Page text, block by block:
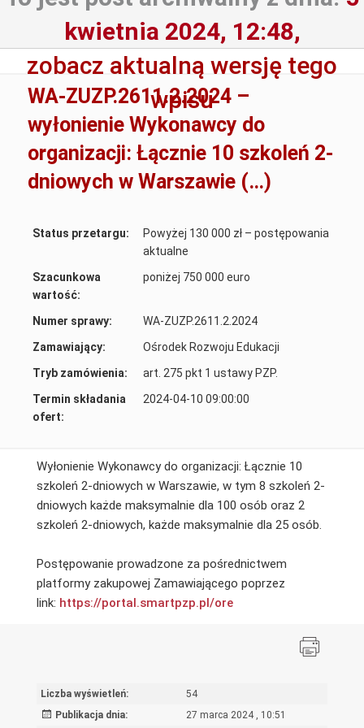
kwietnia 2024, 12:48,
zobacz aktualną wersję tego
wpisu
WA-ZUZP.2611.2.2024 –
wyłonienie Wykonawcy do
organizacji: Łącznie 10 szkoleń 2-
dniowych w Warszawie (…)
Status przetargu:
Powyżej 130 000 zł – postępowania
aktualne
Szacunkowa
wartość:
poniżej 750 000 euro
Numer sprawy:
WA-ZUZP.2611.2.2024
Zamawiający:
Ośrodek Rozwoju Edukacji
Tryb zamówienia:
art. 275 pkt 1 ustawy PZP.
Termin składania
ofert:
2024-04-10 09:00:00
Wyłonienie Wykonawcy do organizacji: Łącznie 10
szkoleń 2-dniowych w Warszawie, w tym 8 szkoleń 2-
dniowych każde maksymalnie dla 100 osób oraz 2
szkoleń 2-dniowych, każde maksymalnie dla 25 osób.
Postępowanie prowadzone za pośrednictwem
platformy zakupowej Zamawiającego poprzez
link: https://portal.smartpzp.pl/ore
Liczba wyświetleń:
54
Publikacja dnia:
27 marca 2024 , 10:51